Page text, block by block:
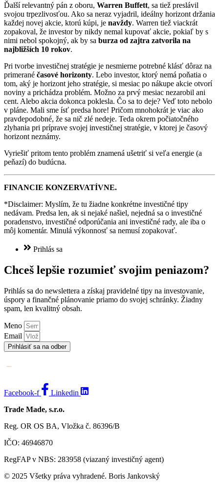
Ďalší relevantný pán z oboru, Warren Buffett, sa tiež preslávil
svojou trpezlivosťou. Ako sa neraz vyjadril, ideálny horizont držania
každej novej akcie, ktorú kúpi, je navždy. Warren tiež viackrát
zopakoval, že investor by nikdy nemal kupovať akcie, pokiaľ by s
nimi nebol spokojný, ak by sa burza od zajtra zatvorila na
najbližších 10 rokov.
Pri tvorbe investičnej stratégie je nesmierne potrebné klásť dôraz na
primerané časové horizonty. Lebo investor, ktorý nemá poňatia o
tom, aký je horizont jeho stratégie, si mesiac po nákupe akcie otvorí
noviny a prichádza problém. Možno za prvý mesiac nezarobil ani
cent. Alebo akcia dokonca poklesla. Čo sa to deje? Veď toto nebolo
v pláne. Mali sme ísť predsa hore! Pričom mnohokrát je viac ako
pravdepodobné, že sa nič zlé nedeje. Teda okrem počiatočného
zlyhania pri príprave svojej investičnej stratégie, v ktorej je časový
horizont neznámy.
Vyriešiť pritom tento problém znamená ušetriť si veľa energie (a
peňazí) do budúcna.
FINANCIE KONZERVATÍVNE.
*Disclaimer: Myslím, že tu žiadne konkrétne investičné tipy
nedávam. Predsa len, ak si nejaké našiel, nejedná sa o investičné
poradenstvo, investičné odporúčania ani investičné rady, ale iba o
môj komentár. Minulá výkonnosť sa nemusí zopakovať.
Prihlás sa
Chceš lepšie rozumieť svojim peniazom?
Prihlás sa do newslettera a získaj pravidelné tipy na investovanie,
úspory a finančné plánovanie priamo do svojej schránky. Žiadny
spam, len kvalitný obsah.
Meno
Email
Prihlásiť sa na odber
Facebook-f
Linkedin
Trade Made, s.r.o.
Reg. OR OS BA, Vložka č. 86396/B
IČO: 46946870
RegFAP v NBS: 283958 (viazaný investičný agent)
© 2025 Všetky práva vyhradené. Boris Jankovský